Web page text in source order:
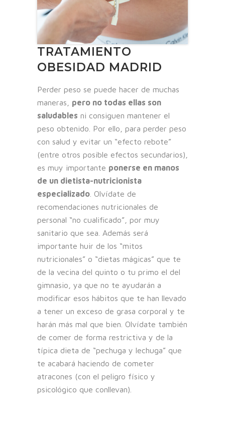
TRATAMIENTO
OBESIDAD MADRID
Perder peso se puede hacer de muchas
maneras, pero no todas ellas son
saludables ni consiguen mantener el
peso obtenido. Por ello, para perder peso
con salud y evitar un “efecto rebote”
(entre otros posible efectos secundarios),
es muy importante ponerse en manos
de un dietista-nutricionista
especializado . Olvídate de
recomendaciones nutricionales de
personal “no cualificado”, por muy
sanitario que sea. Además será
importante huir de los “mitos
nutricionales” o “dietas mágicas” que te
de la vecina del quinto o tu primo el del
gimnasio, ya que no te ayudarán a
modificar esos hábitos que te han llevado
a tener un exceso de grasa corporal y te
harán más mal que bien. Olvídate también
de comer de forma restrictiva y de la
típica dieta de “pechuga y lechuga” que
te acabará haciendo de cometer
atracones (con el peligro físico y
psicológico que conllevan).